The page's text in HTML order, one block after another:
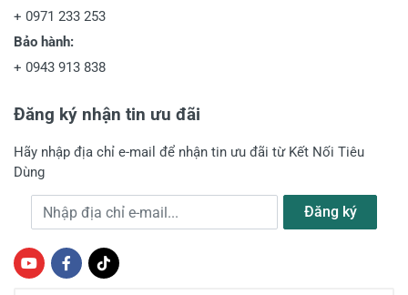
+ 0971 233 253
Bảo hành:
+ 0943 913 838
Đăng ký nhận tin ưu đãi
Hãy nhập địa chỉ e-mail để nhận tin ưu đãi từ Kết Nối Tiêu
Dùng
Địa chỉ e-mail Đăng ký